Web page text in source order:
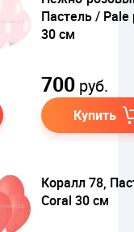
Пастель / Pale
30 см
700 руб.
Купить
Коралл 78,
Coral 30 см